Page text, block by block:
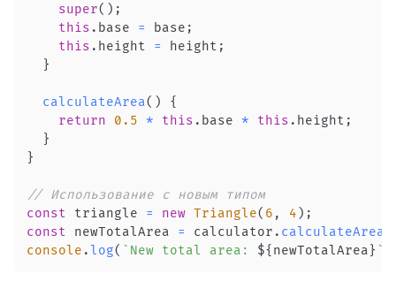
super( ) ;
this . base = base ;
this . height = height ;
}
calculateArea( )
{
return
0.5 * this . base * this . height ;
}
}
// Использование с новым типом
const triangle = new Triangle( 6 , 4 ) ;
const newTotalArea = calculator . calculateArea
console .log( ` New total area: ${ newTotalArea} `